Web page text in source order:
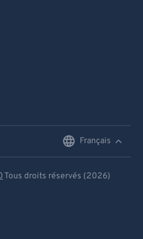
Français
Tous droits réservés (2026)